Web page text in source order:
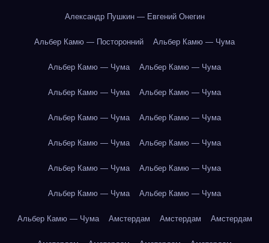
Александр Пушкин — Евгений Онегин
Альбер Камю — Посторонний Альбер Камю — Чума
Альбер Камю — Чума Альбер Камю — Чума
Альбер Камю — Чума Альбер Камю — Чума
Альбер Камю — Чума Альбер Камю — Чума
Альбер Камю — Чума Альбер Камю — Чума
Альбер Камю — Чума Альбер Камю — Чума
Альбер Камю — Чума Альбер Камю — Чума
Альбер Камю — Чума Амстердам Амстердам Амстердам